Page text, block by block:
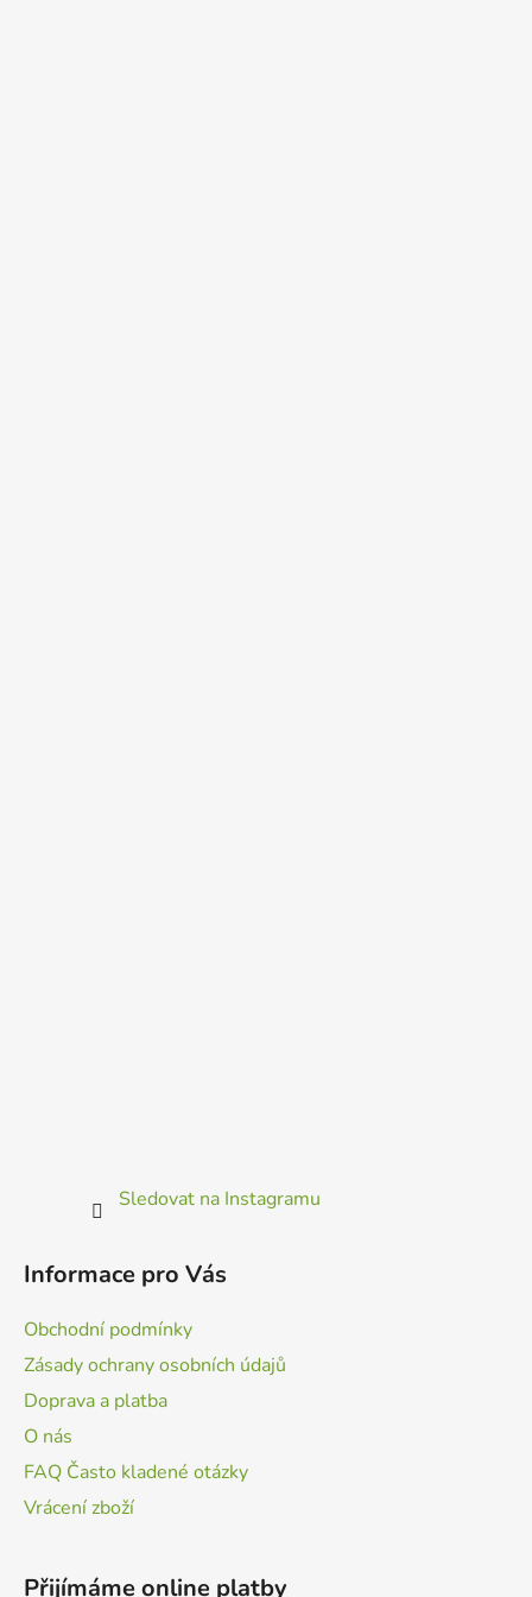
Sledovat na Instagramu
Informace pro Vás
Obchodní podmínky
Zásady ochrany osobních údajů
Doprava a platba
O nás
FAQ Často kladené otázky
Vrácení zboží
Přijímáme online platby